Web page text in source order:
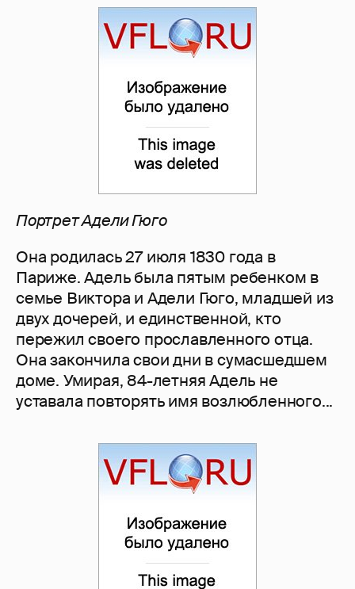
Портрет Адели Гюго
Она родилась 27 июля 1830 года в
Париже. Адель была пятым ребенком в
семье Виктора и Адели Гюго, младшей из
двух дочерей, и единственной, кто
пережил своего прославленного отца.
Она закончила свои дни в сумасшедшем
доме. Умирая, 84-летняя Адель не
уставала повторять имя возлюбленного...